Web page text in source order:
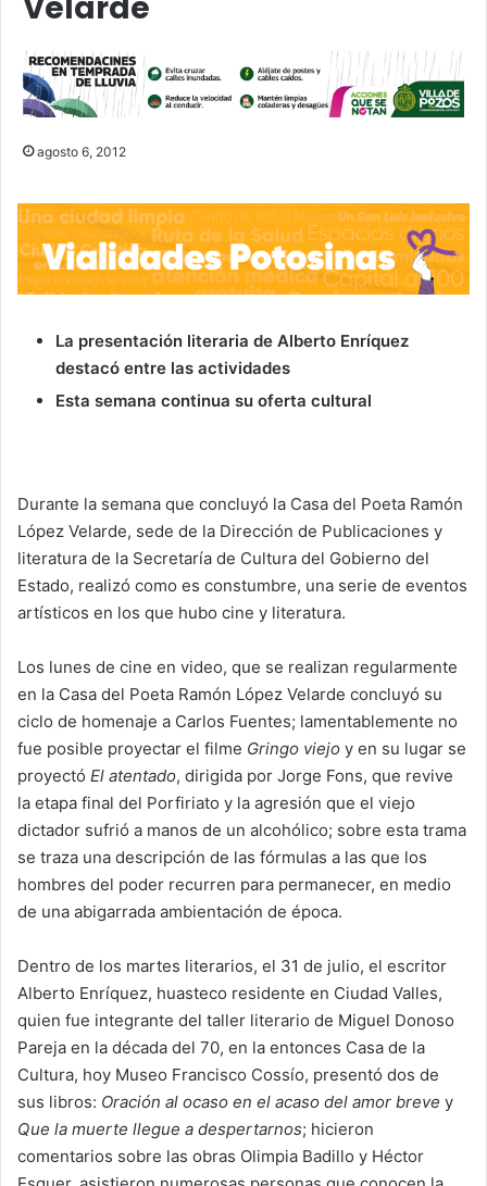
agosto 6, 2012
La presentación literaria de Alberto Enríquez
destacó entre las actividades
Esta semana continua su oferta cultural
Durante la semana que concluyó la Casa del Poeta Ramón
López Velarde, sede de la Dirección de Publicaciones y
literatura de la Secretaría de Cultura del Gobierno del
Estado, realizó como es constumbre, una serie de eventos
artísticos en los que hubo cine y literatura.
Los lunes de cine en video, que se realizan regularmente
en la Casa del Poeta Ramón López Velarde concluyó su
ciclo de homenaje a Carlos Fuentes; lamentablemente no
fue posible proyectar el filme Gringo viejo y en su lugar se
proyectó El atentado, dirigida por Jorge Fons, que revive
la etapa final del Porfiriato y la agresión que el viejo
dictador sufrió a manos de un alcohólico; sobre esta trama
se traza una descripción de las fórmulas a las que los
hombres del poder recurren para permanecer, en medio
de una abigarrada ambientación de época.
Dentro de los martes literarios, el 31 de julio, el escritor
Alberto Enríquez, huasteco residente en Ciudad Valles,
quien fue integrante del taller literario de Miguel Donoso
Pareja en la década del 70, en la entonces Casa de la
Cultura, hoy Museo Francisco Cossío, presentó dos de
sus libros: Oración al ocaso en el acaso del amor breve y
Que la muerte llegue a despertarnos; hicieron
comentarios sobre las obras Olimpia Badillo y Héctor